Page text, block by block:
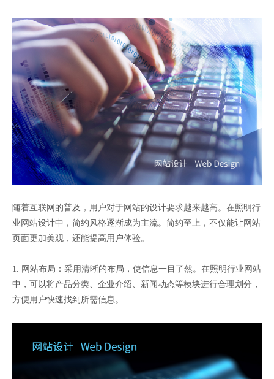
随着互联网的普及，用户对于网站的设计要求越来越高。在照明行
业网站设计中，简约风格逐渐成为主流。简约至上，不仅能让网站
页面更加美观，还能提高用户体验。
1. 网站布局：采用清晰的布局，使信息一目了然。在照明行业网站
中，可以将产品分类、企业介绍、新闻动态等模块进行合理划分，
方便用户快速找到所需信息。